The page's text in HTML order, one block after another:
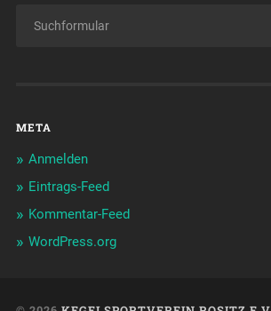
META
Anmelden
Eintrags-Feed
Kommentar-Feed
WordPress.org